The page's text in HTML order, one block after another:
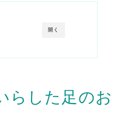
開く
らした足のお